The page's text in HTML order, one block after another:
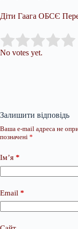
Діти Гаага ОБСЄ
Rate this item:
No votes yet.
Залишити відповідь
Ваша e-mail адреса не
позначені *
Ім’я *
Email *